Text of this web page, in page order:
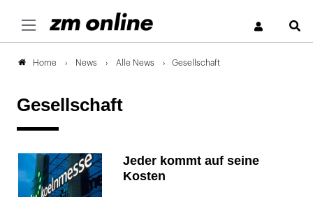
Home News Alle News Gesellschaft
Gesellschaft
Jeder kommt auf seine
Kosten